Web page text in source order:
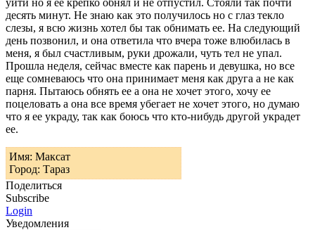
десять минут. Не знаю как это получилось но с глаз текло
слезы, я всю жизнь хотел бы так обнимать ее. На следующий
день позвонил, и она ответила что вчера тоже влюбилась в
меня, я был счастливым, руки дрожали, чуть тел не упал.
Прошла неделя, сейчас вместе как парень и девушка, но все
еще сомневаюсь что она принимает меня как друга а не как
парня. Пытаюсь обнять ее а она не хочет этого, хочу ее
поцеловать а она все время убегает не хочет этого, но думаю
что я ее украду, так как боюсь что кто-нибудь другой украдет
ее.
Имя: Максат
Город: Тараз
Поделиться
Subscribe
Login
Уведомления